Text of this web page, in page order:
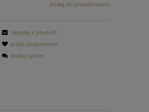
dodaj do przechowalni
zapytaj o produkt
poleć znajomemu
dodaj opinię